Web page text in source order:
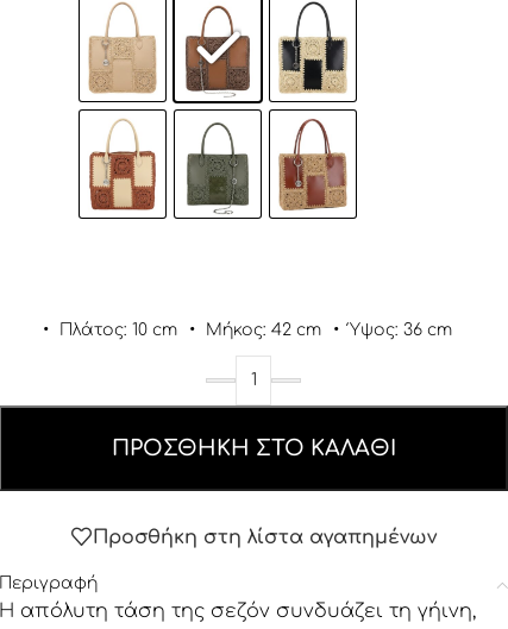
• Πλάτος: 10 cm • Μήκος: 42 cm • Ύψος: 36 cm
ΠΡΟΣΘΉΚΗ ΣΤΟ ΚΑΛΆΘΙ
Προσθήκη στη λίστα αγαπημένων
Περιγραφή
Η απόλυτη τάση της σεζόν συνδυάζει τη γήινη,